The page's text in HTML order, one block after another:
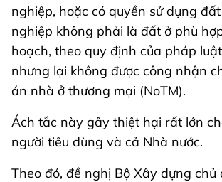
nghiệp, hoặc có quyền sử dụng
nghiệp không phải là đất ở phù
hoạch, theo quy định của pháp
nhưng lại không được công nhận
án nhà ở thương mại (NoTM).
Ách tắc này gây thiệt hại rất lớn
người tiêu dùng và cả Nhà nước.
Theo đó, đề nghị Bộ Xây dựng chủ